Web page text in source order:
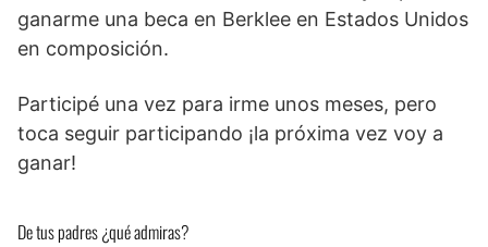
ganarme una beca en Berklee en Estados Unidos
en composición.
Participé una vez para irme unos meses, pero
toca seguir participando ¡la próxima vez voy a
ganar!
De tus padres ¿qué admiras?